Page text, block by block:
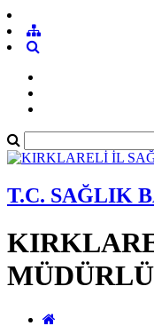
T.C. SAĞLIK